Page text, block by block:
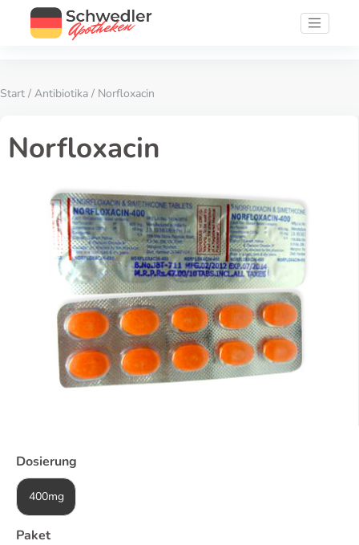
Start / Antibiotika / Norfloxacin
Norfloxacin
Dosierung
400mg
Paket